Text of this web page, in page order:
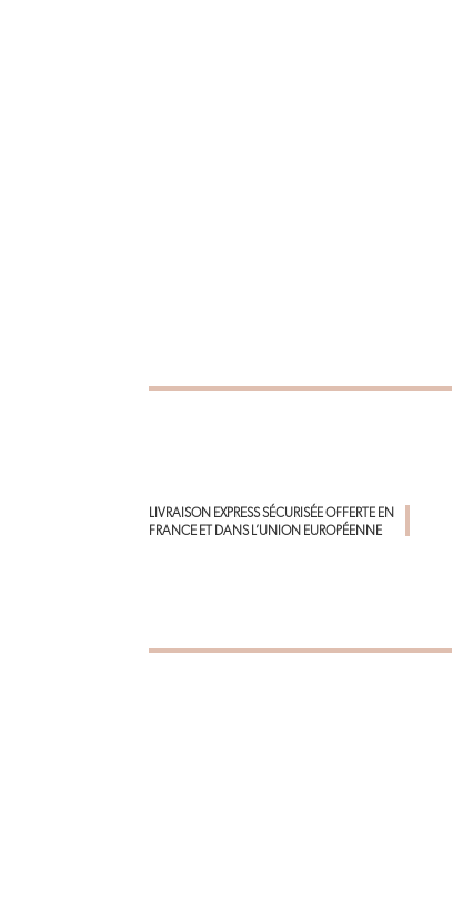
LIVRAISON EXPRESS SÉCURISÉE OFFERTE EN
FRANCE ET DANS L’UNION EUROPÉENNE